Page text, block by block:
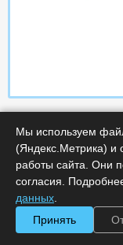
Мы используем
(Яндекс.Метрика) и
работы сайта. Они
согласия.
данных
Принять